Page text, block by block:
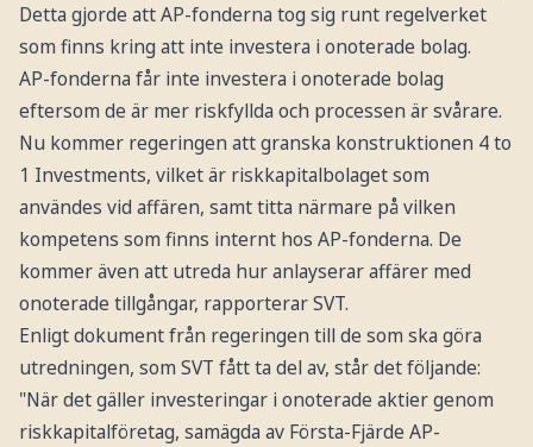
Detta gjorde att AP-fonderna tog sig runt regelverket
som finns kring att inte investera i onoterade bolag.
AP-fonderna får inte investera i onoterade bolag
eftersom de är mer riskfyllda och processen är svårare.
Nu kommer regeringen att granska konstruktionen 4 to
1 Investments, vilket är riskkapitalbolaget som
användes vid affären, samt titta närmare på vilken
kompetens som finns internt hos AP-fonderna. De
kommer även att utreda hur anlayserar affärer med
onoterade tillgångar, rapporterar SVT.
Enligt dokument från regeringen till de som ska göra
utredningen, som SVT fått ta del av, står det följande:
"När det gäller investeringar i onoterade aktier genom
riskkapitalföretag, samägda av Första-Fjärde AP-